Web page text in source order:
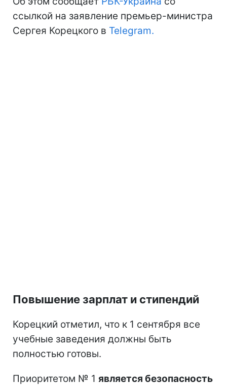
ссылкой на заявление премьер-министра
Сергея Корецкого в Telegram.
Повышение зарплат и стипендий
Корецкий отметил, что к 1 сентября все
учебные заведения должны быть
полностью готовы.
Приоритетом № 1 является безопасность